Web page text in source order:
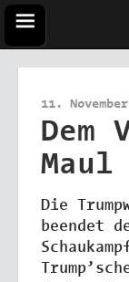
11.
Dem
Maul
Die
beendet